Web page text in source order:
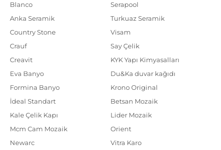
Blanco
Anka Seramik
Country Stone
Crauf
Creavit
Eva Banyo
Formina Banyo
İdeal Standart
Kale Çelik Kapı
Mcm Cam Mozaik
Newarc
Serapool
Turkuaz Seramik
Visam
Say Çelik
KYK Yapı Kimyasalları
Du&Ka duvar kağıdı
Krono Original
Betsan Mozaik
Lider Mozaik
Orient
Vitra Karo